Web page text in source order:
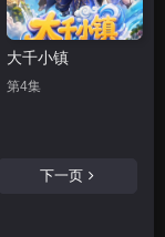
大千小镇
第4集
下一页